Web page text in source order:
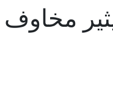
مخاوف